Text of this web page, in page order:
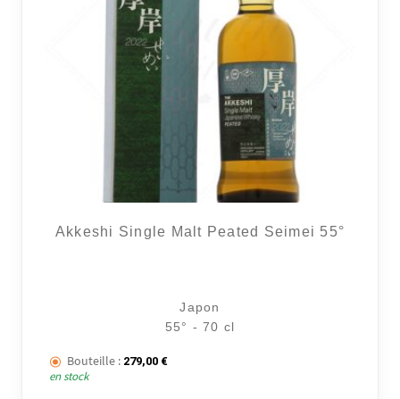
Akkeshi Single Malt Peated Seimei 55°
Japon
55° - 70 cl
Bouteille : 279,00 €
en stock